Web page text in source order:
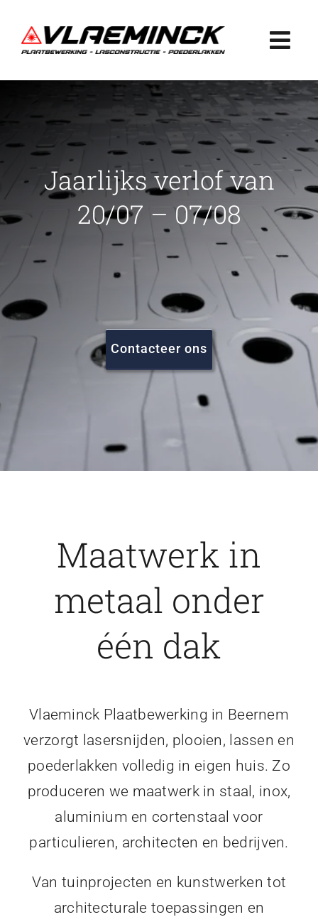
naar
inhoud
Plaatbewerking
Lasconstructie
Poederlakken
Projecten
FAQ
Vacatures
Jaarlijks verlof van
20/07 – 07/08
Contacteer ons
Maatwerk in
metaal onder
één dak
Vlaeminck Plaatbewerking in Beernem
verzorgt lasersnijden, plooien, lassen en
poederlakken volledig in eigen huis. Zo
produceren we maatwerk in staal, inox,
aluminium en cortenstaal voor
particulieren, architecten en bedrijven.
Van tuinprojecten en kunstwerken tot
architecturale toepassingen en